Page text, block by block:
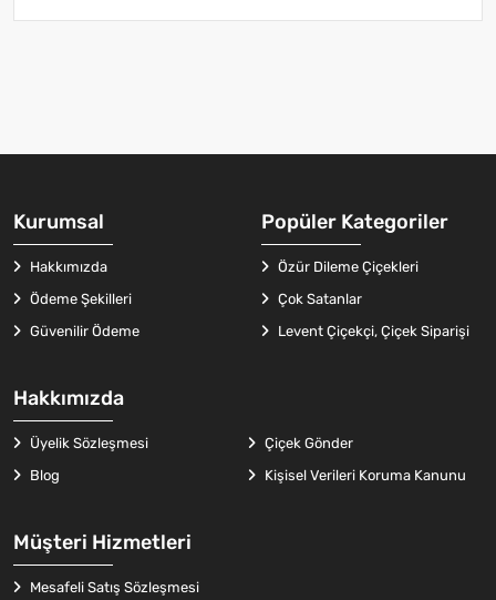
Kurumsal
Hakkımızda
Ödeme Şekilleri
Güvenilir Ödeme
Popüler Kategoriler
Özür Dileme Çiçekleri
Çok Satanlar
Levent Çiçekçi, Çiçek Siparişi
Müşteri Hizmetleri
Mesafeli Satış Sözleşmesi
Hakkımızda
Üyelik Sözleşmesi
Çiçek Gönder
Blog
Kişisel Verileri Koruma Kanunu